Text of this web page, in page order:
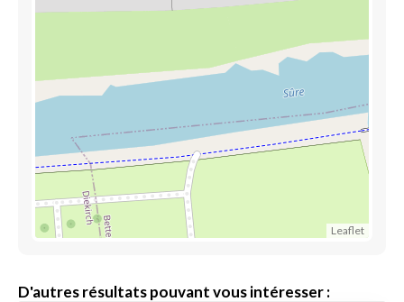
Leaflet
D'autres résultats pouvant vous intéresser :